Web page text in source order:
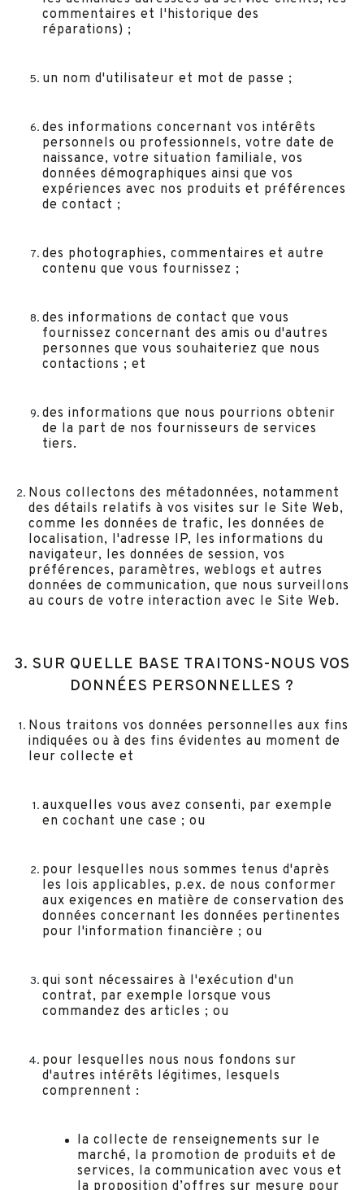
commentaires et l'historique des
réparations) ;
un nom d'utilisateur et mot de passe ;
des informations concernant vos intérêts
personnels ou professionnels, votre date de
naissance, votre situation familiale, vos
données démographiques ainsi que vos
expériences avec nos produits et préférences
de contact ;
des photographies, commentaires et autre
contenu que vous fournissez ;
des informations de contact que vous
fournissez concernant des amis ou d'autres
personnes que vous souhaiteriez que nous
contactions ; et
des informations que nous pourrions obtenir
de la part de nos fournisseurs de services
tiers.
Nous collectons des métadonnées, notamment
des détails relatifs à vos visites sur le Site Web,
comme les données de trafic, les données de
localisation, l'adresse IP, les informations du
navigateur, les données de session, vos
préférences, paramètres, weblogs et autres
données de communication, que nous surveillons
au cours de votre interaction avec le Site Web.
3. SUR QUELLE BASE TRAITONS-NOUS VOS
DONNÉES PERSONNELLES ?
Nous traitons vos données personnelles aux fins
indiquées ou à des fins évidentes au moment de
leur collecte et
auxquelles vous avez consenti, par exemple
en cochant une case ; ou
pour lesquelles nous sommes tenus d'après
les lois applicables, p.ex. de nous conformer
aux exigences en matière de conservation des
données concernant les données pertinentes
pour l'information financière ; ou
qui sont nécessaires à l'exécution d'un
contrat, par exemple lorsque vous
commandez des articles ; ou
pour lesquelles nous nous fondons sur
d'autres intérêts légitimes, lesquels
comprennent :
la collecte de renseignements sur le
marché, la promotion de produits et de
services, la communication avec vous et
la proposition d’offres sur mesure pour